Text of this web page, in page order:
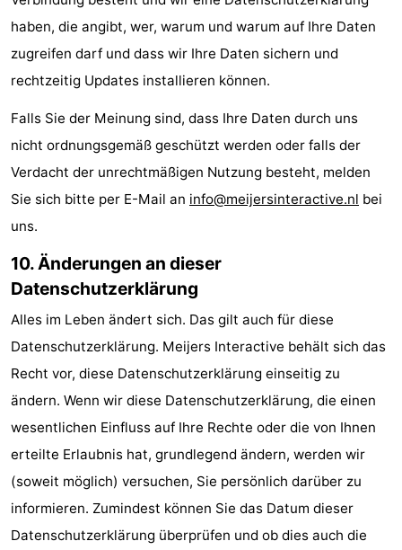
haben, die angibt, wer, warum und warum auf Ihre Daten
zugreifen darf und dass wir Ihre Daten sichern und
rechtzeitig Updates installieren können.
Falls Sie der Meinung sind, dass Ihre Daten durch uns
nicht ordnungsgemäß geschützt werden oder falls der
Verdacht der unrechtmäßigen Nutzung besteht, melden
Sie sich bitte per E-Mail an info@meijersinteractive.nl bei
uns.
10. Änderungen an dieser
Datenschutzerklärung
Alles im Leben ändert sich. Das gilt auch für diese
Datenschutzerklärung. Meijers Interactive behält sich das
Recht vor, diese Datenschutzerklärung einseitig zu
ändern. Wenn wir diese Datenschutzerklärung, die einen
wesentlichen Einfluss auf Ihre Rechte oder die von Ihnen
erteilte Erlaubnis hat, grundlegend ändern, werden wir
(soweit möglich) versuchen, Sie persönlich darüber zu
informieren. Zumindest können Sie das Datum dieser
Datenschutzerklärung überprüfen und ob dies auch die